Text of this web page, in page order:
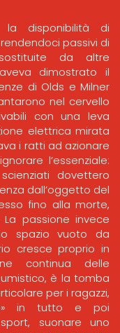
la disponibilità di
passivi di
da altre
dimostrato il
di Olds e Milner
nel cervello
con una leva
elettrica mirata
i ratti ad azionare
l’essenziale:
dovettero
dall’oggetto del
fino alla morte,
La passione invece
spazio vuoto da
cresce proprio in
continua delle
è la tomba
per i ragazzi,
in tutto e poi
suonare uno